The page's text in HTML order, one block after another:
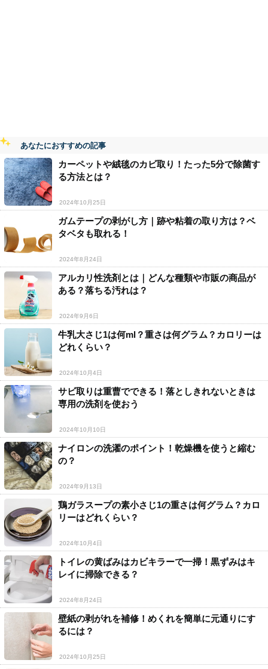
あなたにおすすめの記事
カーペットや絨毯のカビ取り！たった5分で除菌す
る方法とは？
2024年10月25日
ガムテープの剥がし方｜跡や粘着の取り方は？ベ
タベタも取れる！
2024年8月24日
アルカリ性洗剤とは｜どんな種類や市販の商品が
ある？落ちる汚れは？
2024年9月6日
牛乳大さじ1は何ml？重さは何グラム？カロリーは
どれくらい？
2024年10月4日
サビ取りは重曹でできる！落としきれないときは
専用の洗剤を使おう
2024年10月10日
ナイロンの洗濯のポイント！乾燥機を使うと縮む
の？
2024年9月13日
鶏ガラスープの素小さじ1の重さは何グラム？カロ
リーはどれくらい？
2024年10月4日
トイレの黄ばみはカビキラーで一掃！黒ずみはキ
レイに掃除できる？
2024年8月24日
壁紙の剥がれを補修！めくれを簡単に元通りにす
るには？
2024年10月25日